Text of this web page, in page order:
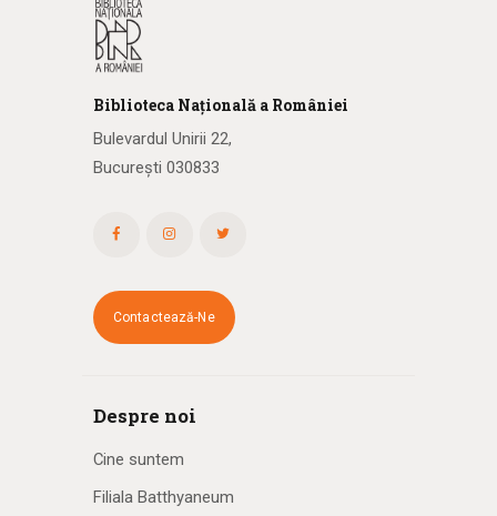
Biblioteca Națională a României
Bulevardul Unirii 22,
București 030833
Contactează-Ne
Despre noi
Cine suntem
Filiala Batthyaneum